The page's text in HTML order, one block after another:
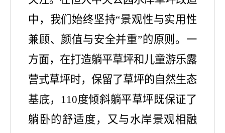
中，我们始终坚持“景观性与实用性
兼顾、颜值与安全并重”的原则。一
方面，在打造躺平草坪和儿童游乐露
营式草坪时，保留了草坪的自然生态
基底，110度倾斜躺平草坪既保证了
躺卧的舒适度，又与水岸景观相融